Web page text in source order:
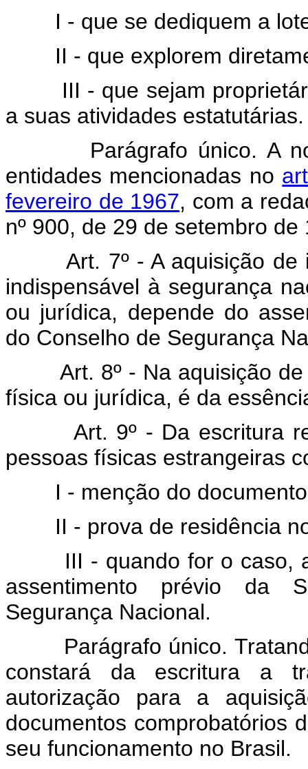
I - que se dediquem a
II - que explorem
III - que sejam
a suas atividades estatutárias.
Parágrafo único. A
entidades mencionadas no
fevereiro de 1967, com a
nº 900, de 29 de setembro de
Art. 7º - A aquisição
indispensável à segurança
ou jurídica, depende do
do Conselho de Segurança
Art. 8º - Na aquisição
física ou jurídica, é da
Art. 9º - Da escritura
pessoas físicas estrangeiras
I - menção do documento
II - prova de residência no
III - quando for o caso,
assentimento prévio da
Segurança Nacional.
Parágrafo único.
constará da escritura a
autorização para a
documentos comprobatórios
seu funcionamento no Brasil.